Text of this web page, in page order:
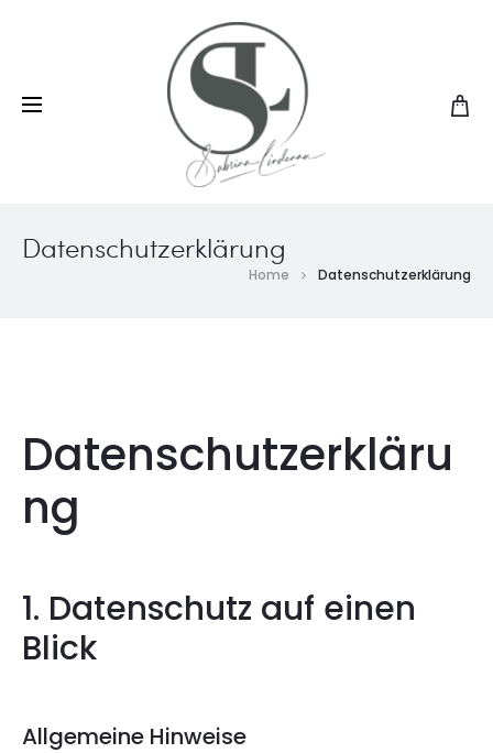
Datenschutzerklärung
Home Datenschutzerklärung
Datenschutzerkläru
ng
1. Datenschutz auf einen
Blick
Allgemeine Hinweise